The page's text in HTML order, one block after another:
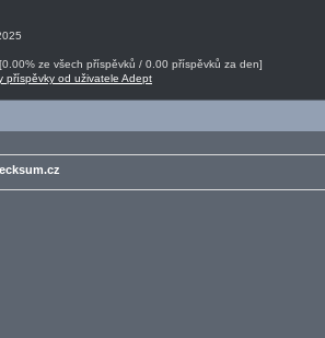
ze všech příspěvků / 0.00 příspěvků za den]
příspěvky od uživatele Adept